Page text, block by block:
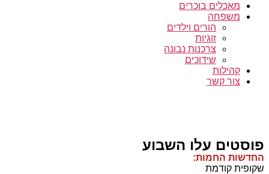
מאכלים בוכרים
משפחה
הורים וילדים
זוגיות
צרכנות נבונה
שידוכים
קהילות
צור קשר
פוסטים עלו השבוע
החדשות החמות:
שקופית קודמת